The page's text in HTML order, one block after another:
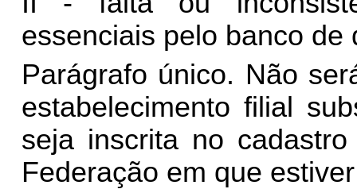
essenciais pelo banco de
Parágrafo único. Não
estabelecimento filial
seja inscrita no
Federação em que